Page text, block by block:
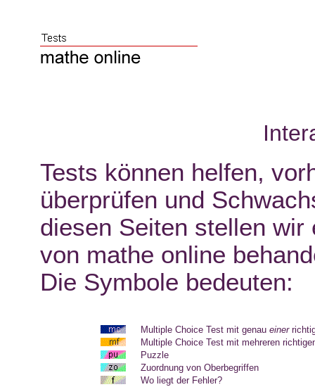
Tests können helfen,
überprüfen und
diesen Seiten stellen wir
von mathe online
Die Symbole bedeuten:
Multiple Choice Test mit genau einer
Multiple Choice Test mit mehreren
Puzzle
Zuordnung von Oberbegriffen
Wo liegt der Fehler?